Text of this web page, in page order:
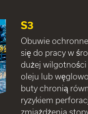
S3
Obuwie
się do pracy w
dużej
oleju lub
buty chronią
ryzykiem
zmiażdżenia